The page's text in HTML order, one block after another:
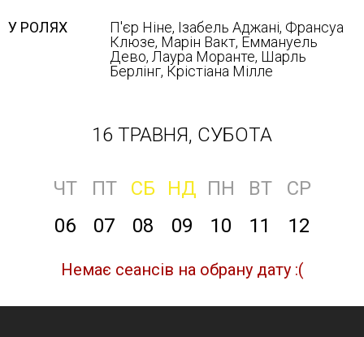
У РОЛЯХ
П'єр Ніне, Ізабель Аджані, Франсуа
Клюзе, Марін Вакт, Еммануель
Дево, Лаура Моранте, Шарль
Берлінг, Крістіана Мілле
16 ТРАВНЯ, СУБОТА
ЧТ ПТ СБ НД ПН ВТ
СР
06
07 08 09 10 11 12
Немає сеансів на обрану дату :(